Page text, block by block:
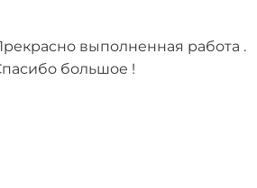
выполненная работа .
большое !